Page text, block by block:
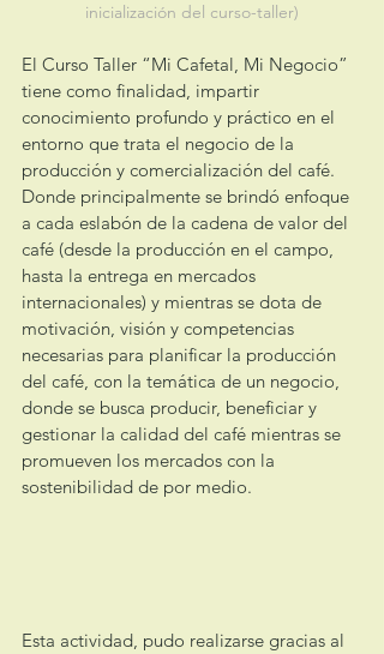
inicialización del curso-taller)
El Curso Taller “Mi Cafetal, Mi Negocio”
tiene como finalidad, impartir
conocimiento profundo y práctico en el
entorno que trata el negocio de la
producción y comercialización del café.
Donde principalmente se brindó enfoque
a cada eslabón de la cadena de valor del
café (desde la producción en el campo,
hasta la entrega en mercados
internacionales) y mientras se dota de
motivación, visión y competencias
necesarias para planificar la producción
del café, con la temática de un negocio,
donde se busca producir, beneficiar y
gestionar la calidad del café mientras se
promueven los mercados con la
sostenibilidad de por medio.
Esta actividad, pudo realizarse gracias al